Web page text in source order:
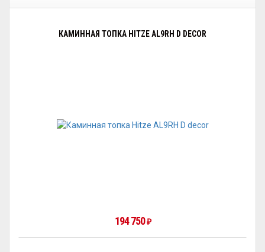
КАМИННАЯ ТОПКА HITZE AL9RH D DECOR
194 750₽